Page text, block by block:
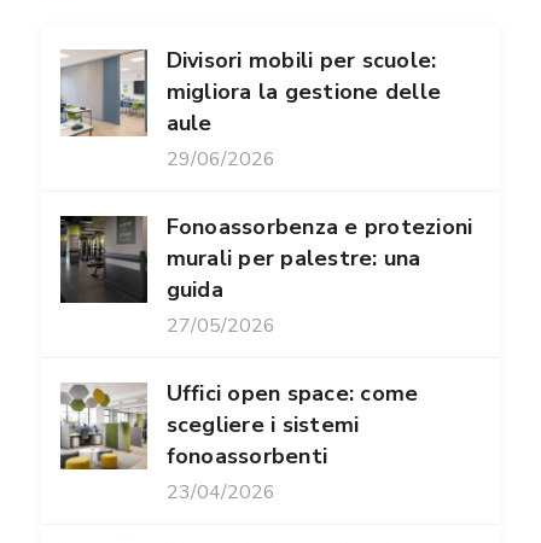
Divisori mobili per scuole:
migliora la gestione delle
aule
29/06/2026
Fonoassorbenza e protezioni
murali per palestre: una
guida
27/05/2026
Uffici open space: come
scegliere i sistemi
fonoassorbenti
23/04/2026